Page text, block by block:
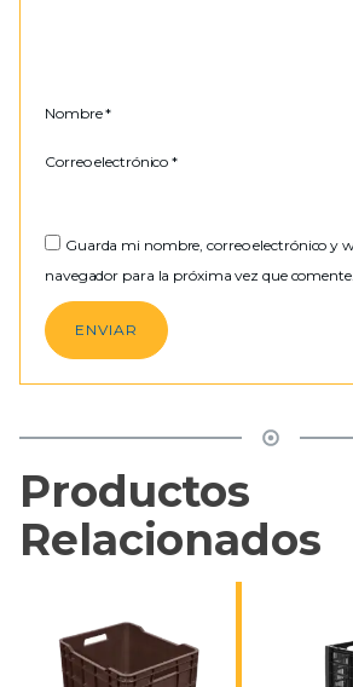
Nombre*
Correo electrónico*
Guarda mi nombre, correo electrónico y
navegador para la próxima vez que comente.
Productos
Relacionados